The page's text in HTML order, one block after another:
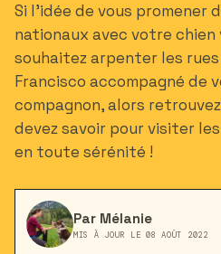
Si l'idée de vous promener
nationaux avec votre chien
souhaitez arpenter les rues
Francisco accompagné de
compagnon, alors
devez savoir pour visiter
en toute sérénité !
Par Mélanie
MIS À JOUR LE 08 AOÛT 2022